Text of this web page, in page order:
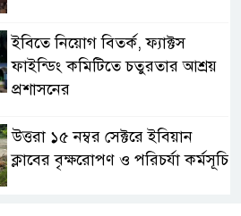
ইবিতে নিয়োগ বিতর্ক, ফ্যাক্টস
ফাইন্ডিং কমিটিতে চতুরতার আশ্রয়
প্রশাসনের
উত্তরা ১৫ নম্বর সেক্টরে ইবিয়ান
ক্লাবের বৃক্ষরোপণ ও পরিচর্যা কর্মসূচি